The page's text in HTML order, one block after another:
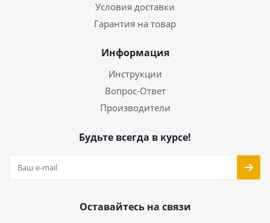
Условия доставки
Гарантия на товар
Информация
Инструкции
Вопрос-Ответ
Производители
Будьте всегда в курсе!
Оставайтесь на связи